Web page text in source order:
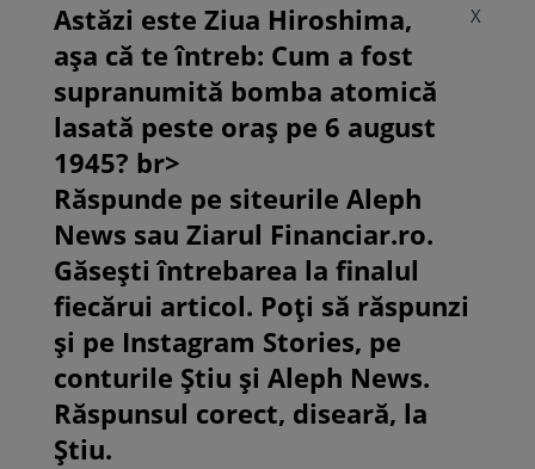
X
Astăzi este Ziua Hiroshima,
așa că te întreb: Cum a fost
supranumită bomba atomică
lasată peste oraș pe 6 august
1945? br>
Răspunde pe siteurile Aleph
News sau Ziarul Financiar.ro.
Găsești întrebarea la finalul
fiecărui articol. Poți să răspunzi
și pe Instagram Stories, pe
conturile Știu și Aleph News.
Răspunsul corect, diseară, la
Știu.